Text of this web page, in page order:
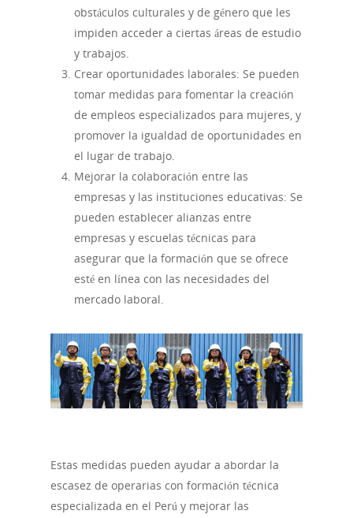
obstáculos culturales y de género que les
impiden acceder a ciertas áreas de estudio
y trabajos.
Crear oportunidades laborales: Se pueden
tomar medidas para fomentar la creación
de empleos especializados para mujeres, y
promover la igualdad de oportunidades en
el lugar de trabajo.
Mejorar la colaboración entre las
empresas y las instituciones educativas: Se
pueden establecer alianzas entre
empresas y escuelas técnicas para
asegurar que la formación que se ofrece
esté en línea con las necesidades del
mercado laboral.
Estas medidas pueden ayudar a abordar la
escasez de operarias con formación técnica
especializada en el Perú y mejorar las
Noticias